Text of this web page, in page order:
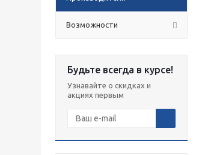
Возможности
Будьте всегда в курсе!
Узнавайте о скидках и
акциях первым